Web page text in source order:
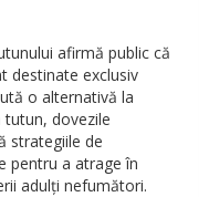
afirmă public că
destinate exclusiv
o alternativă la
dovezile
strategiile de
pentru a atrage în
adulți nefumători.